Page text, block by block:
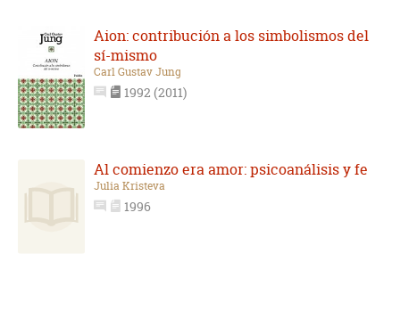
Aion: contribución a los simbolismos del
sí-mismo
Carl Gustav Jung
1992 (2011)
Al comienzo era amor: psicoanálisis y fe
Julia Kristeva
1996